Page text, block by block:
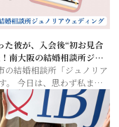
た彼が、入会後“初お見合
南大阪の結婚相談所ジュ
た2つの鍵🔑
結婚相談所「ジュノリア
。 今日は、思わず私まで
します✨ 先日、他連盟か
た男性会員さんが、 ジュノ